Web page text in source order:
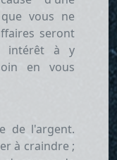
vous ne
seront
intérêt à y
en vous
de l'argent.
à craindre ;